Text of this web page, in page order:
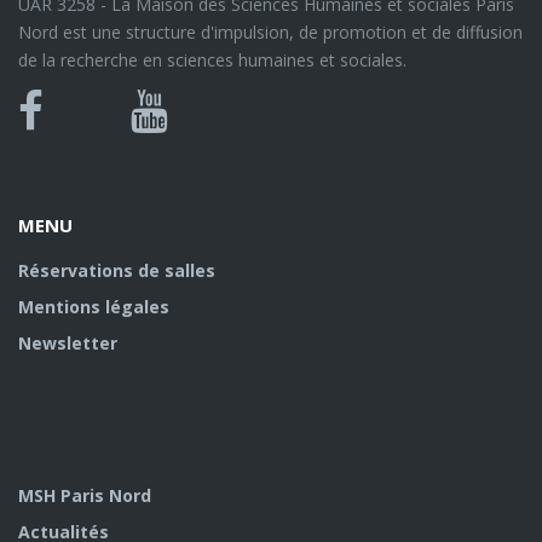
UAR 3258 - La Maison des Sciences Humaines et sociales Paris
Nord est une structure d'impulsion, de promotion et de diffusion
de la recherche en sciences humaines et sociales.
Bluesky
Canal
MENU
Réservations de salles
Mentions légales
Newsletter
MSH Paris Nord
Actualités